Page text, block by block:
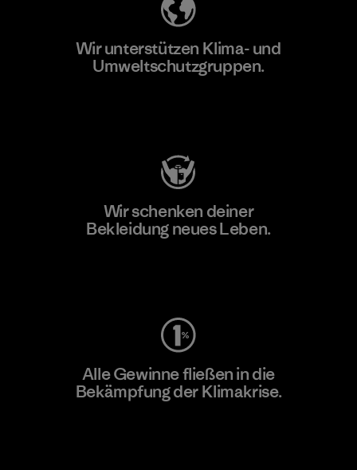
Wir unterstützen Klima- und
Umweltschutzgruppen.
Wir schenken deiner
Bekleidung neues Leben.
Alle Gewinne fließen in die
Bekämpfung der Klimakrise.